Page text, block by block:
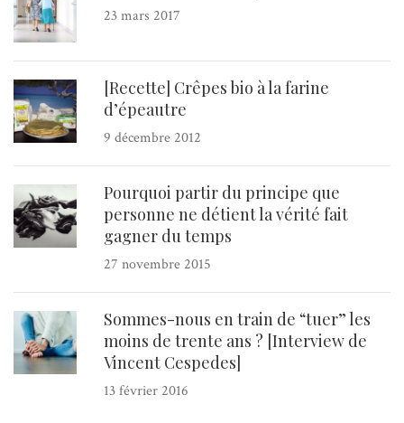
23 mars 2017
[Recette] Crêpes bio à la farine
d’épeautre
9 décembre 2012
Pourquoi partir du principe que
personne ne détient la vérité fait
gagner du temps
27 novembre 2015
Sommes-nous en train de “tuer” les
moins de trente ans ? [Interview de
Vincent Cespedes]
13 février 2016